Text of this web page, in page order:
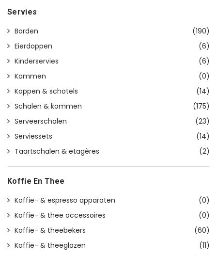
Servies
Borden
(190)
Eierdoppen
(6)
Kinderservies
(6)
Kommen
(0)
Koppen & schotels
(14)
Schalen & kommen
(175)
Serveerschalen
(23)
Serviessets
(14)
Taartschalen & etagères
(2)
Koffie En Thee
Koffie- & espresso apparaten
(0)
Koffie- & thee accessoires
(0)
Koffie- & theebekers
(60)
Koffie- & theeglazen
(11)